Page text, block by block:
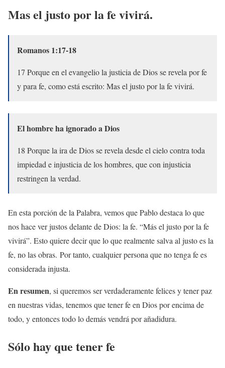
Mas el justo por la fe vivirá.
Romanos 1:17-18
17 Porque en el evangelio la justicia de Dios se revela por fe
y para fe, como está escrito: Mas el justo por la fe vivirá.
El hombre ha ignorado a Dios
18 Porque la ira de Dios se revela desde el cielo contra toda
impiedad e injusticia de los hombres, que con injusticia
restringen la verdad.
En esta porción de la Palabra, vemos que Pablo destaca lo que
nos hace ver justos delante de Dios: la fe. “Más el justo por la fe
vivirá”. Esto quiere decir que lo que realmente salva al justo es la
fe, no las obras. Por tanto, cualquier persona que no tenga fe es
considerada injusta.
En resumen, si queremos ser verdaderamente felices y tener paz
en nuestras vidas, tenemos que tener fe en Dios por encima de
todo, y entonces todo lo demás vendrá por añadidura.
Sólo hay que tener fe